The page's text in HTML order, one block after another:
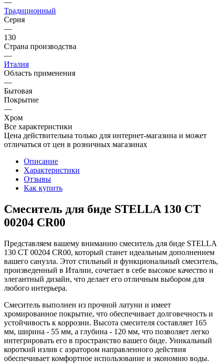
Традиционный
Серия
—
130
Страна производства
—
Италия
Область применения
—
Бытовая
Покрытие
—
Хром
Все характеристики
Цена действительна только для интернет-магазина и может
отличаться от цен в розничных магазинах
Описание
Характеристики
Отзывы
Как купить
Смеситель для биде STELLA 130 CT
00204 CR00
Представляем вашему вниманию смеситель для биде STELLA
130 CT 00204 CR00, который станет идеальным дополнением
вашего санузла. Этот стильный и функциональный смеситель,
произведенный в Италии, сочетает в себе высокое качество и
элегантный дизайн, что делает его отличным выбором для
любого интерьера.
Смеситель выполнен из прочной латуни и имеет
хромированное покрытие, что обеспечивает долговечность и
устойчивость к коррозии. Высота смесителя составляет 165
мм, ширина - 55 мм, а глубина - 120 мм, что позволяет легко
интегрировать его в пространство вашего биде. Уникальный
короткий излив с аэратором направленного действия
обеспечивает комфортное использование и экономию воды.